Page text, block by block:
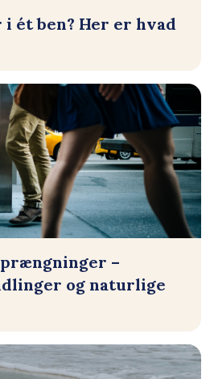
ét ben? Her er hvad
–
og naturlige